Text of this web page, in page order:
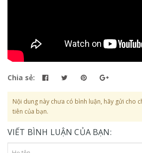
Chia sẻ:
Nội dung này chưa có bình luận, hãy gửi cho
tiên của bạn.
VIẾT BÌNH LUẬN CỦA BẠN: